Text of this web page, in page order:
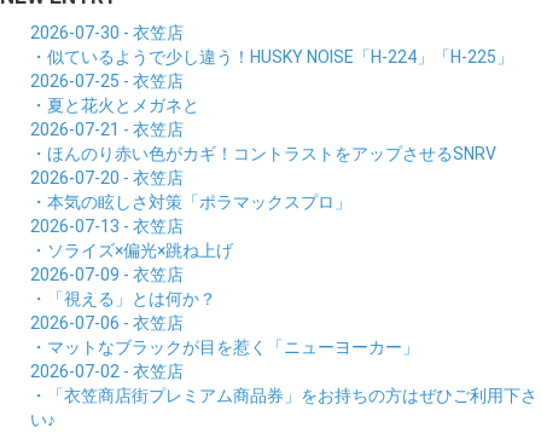
2026-07-30 - 衣笠店
・似ているようで少し違う！HUSKY NOISE「H-224」「H-225」
2026-07-25 - 衣笠店
・夏と花火とメガネと
2026-07-21 - 衣笠店
・ほんのり赤い色がカギ！コントラストをアップさせるSNRV
2026-07-20 - 衣笠店
・本気の眩しさ対策「ポラマックスプロ」
2026-07-13 - 衣笠店
・ソライズ×偏光×跳ね上げ
2026-07-09 - 衣笠店
・「視える」とは何か？
2026-07-06 - 衣笠店
・マットなブラックが目を惹く「ニューヨーカー」
2026-07-02 - 衣笠店
・「衣笠商店街プレミアム商品券」をお持ちの方はぜひご利用下さ
い♪